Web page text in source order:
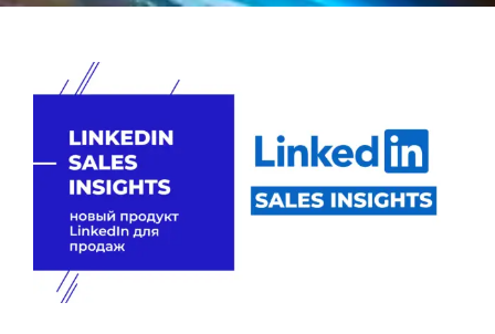
View
Larger
Image